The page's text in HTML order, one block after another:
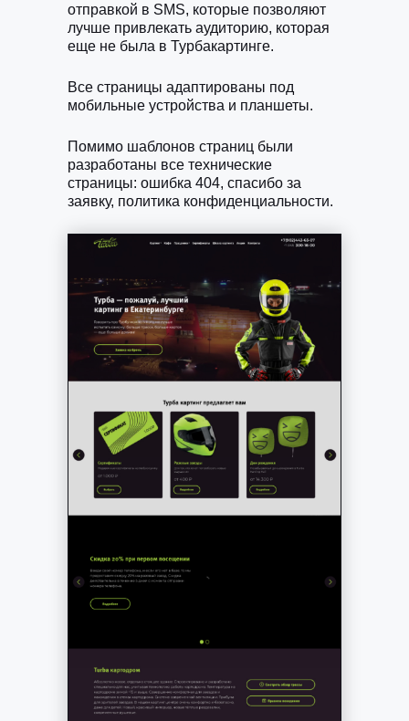
Все страницы адаптированы под
мобильные устройства и планшеты.
Помимо шаблонов страниц были
разработаны все технические
страницы: ошибка 404, спасибо за
заявку, политика конфиденциальности.
отправкой в SMS, которые позволяют
лучше привлекать аудиторию, которая
еще не была в Турбакартинге.